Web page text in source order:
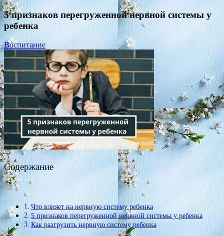
5 признаков перегруженной нервной системы у
ребенка
Воспитание
Содержание
Что влияет на нервную систему ребенка
5 признаков перегруженной нервной системы у ребенка
Как разгрузить нервную систему ребенка